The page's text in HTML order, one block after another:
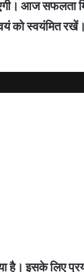
आज सफलता
को स्वयंमित
है। इसके लिए